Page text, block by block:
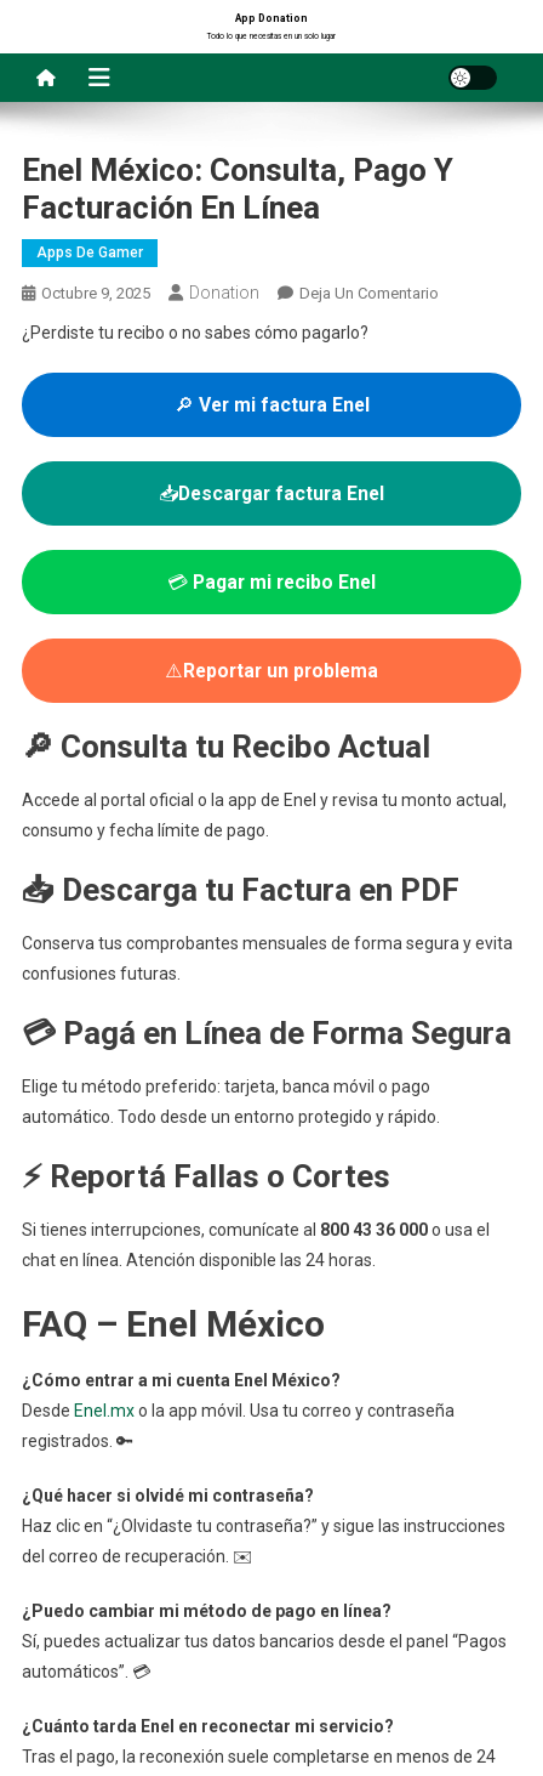
contenido
App Donation
Todo lo que necesitas en un solo lugar
Enel México: Consulta, Pago Y
Facturación En Línea
Apps De Gamer
Octubre 9, 2025 Donation Deja Un ComentarioEn
Consulta,
Facturación
¿Perdiste tu recibo o no sabes cómo pagarlo?
🔎 Ver mi factura Enel
📥Descargar factura Enel
💳 Pagar mi recibo Enel
⚠️Reportar un problema
🔎 Consulta tu Recibo Actual
Accede al portal oficial o la app de Enel y revisa tu monto actual,
consumo y fecha límite de pago.
📥 Descarga tu Factura en PDF
Conserva tus comprobantes mensuales de forma segura y evita
confusiones futuras.
💳 Pagá en Línea de Forma Segura
Elige tu método preferido: tarjeta, banca móvil o pago
automático. Todo desde un entorno protegido y rápido.
⚡ Reportá Fallas o Cortes
Si tienes interrupciones, comunícate al 800 43 36 000o usa el
chat en línea. Atención disponible las 24 horas.
FAQ – Enel México
¿Cómo entrar a mi cuenta Enel México?
Desde Enel.mxo la app móvil. Usa tu correo y contraseña
registrados. 🔑
¿Qué hacer si olvidé mi contraseña?
Haz clic en “¿Olvidaste tu contraseña?” y sigue las instrucciones
del correo de recuperación. ✉️
¿Puedo cambiar mi método de pago en línea?
Sí, puedes actualizar tus datos bancarios desde el panel “Pagos
automáticos”. 💳
¿Cuánto tarda Enel en reconectar mi servicio?
Tras el pago, la reconexión suele completarse en menos de 24